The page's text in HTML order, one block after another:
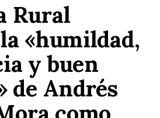
Rural
«humildad,
y buen
de Andrés